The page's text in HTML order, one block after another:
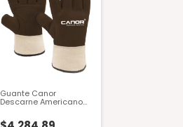
Guante Canor
Descarne Americano
10